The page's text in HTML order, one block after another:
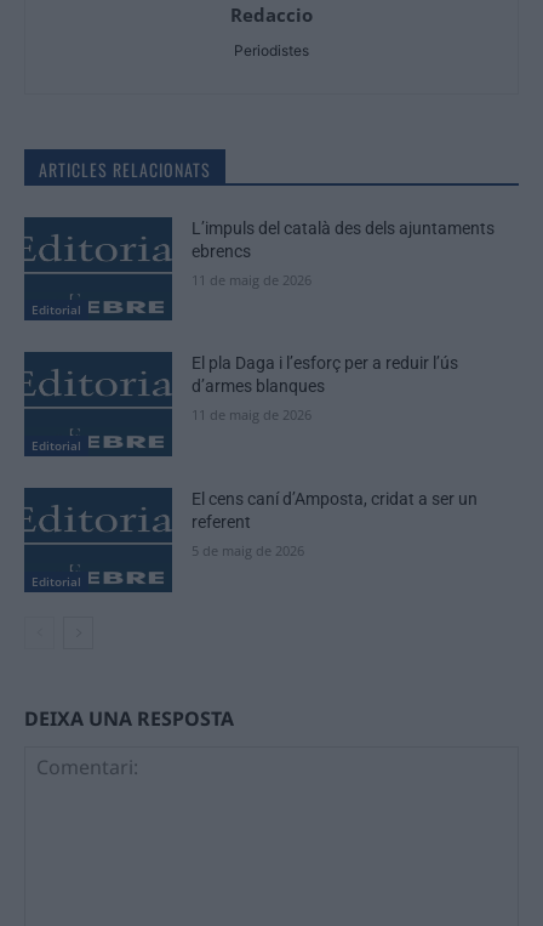
Redaccio
Periodistes
ARTICLES RELACIONATS
Editorial
L’impuls del català des dels ajuntaments
ebrencs
11 de maig de 2026
Editorial
El pla Daga i l’esforç per a reduir l’ús
d’armes blanques
11 de maig de 2026
Editorial
El cens caní d’Amposta, cridat a ser un
referent
5 de maig de 2026
DEIXA UNA RESPOSTA